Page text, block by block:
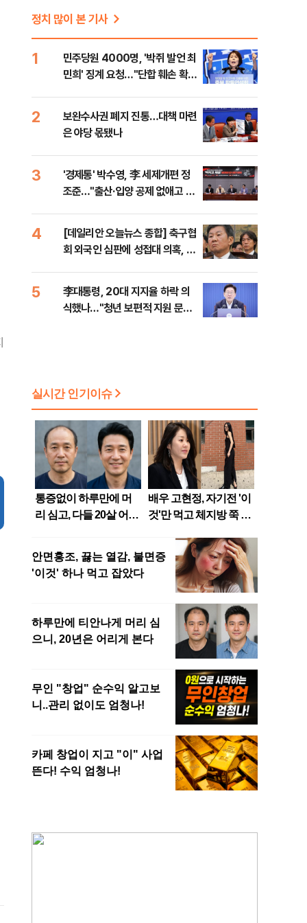
정치 많이 본 기사
1
민주당원 4000명, '박쥐 발언 최
민희' 징계 요청…"단합 훼손 확인
2
보완수사권 폐지 진통…대책 마련
은 야당 몫됐나
3
'경제통' 박수영, 李 세제개편 정
조준…"출산·입양 공제 없애고 세
4
[데일리안 오늘뉴스 종합] 축구협
회 외국인 심판에 성접대 의혹, 李
나, 삼전닉스 올인은 금물, SK하
이닉스 프리마켓 시초가 논란 재
점화, 김민석 "과반 승리 가능성
5
李대통령, 20대 지지율 하락 의
식했나…"청년 보편적 지원 문턱